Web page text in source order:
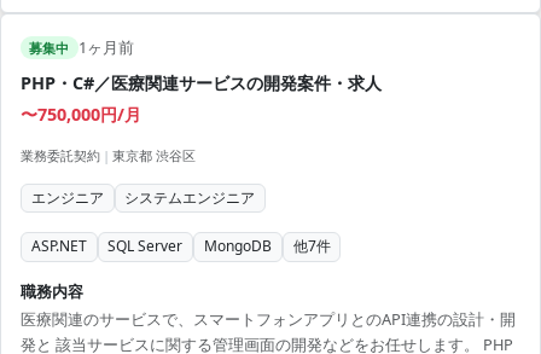
募集中 1ヶ月前
PHP・C#／医療関連サービスの開発案件・求人
〜750,000円/月
業務委託契約 | 東京都 渋谷区
エンジニア システムエンジニア
ASP.NET SQL Server MongoDB 他7件
職務内容
医療関連のサービスで、スマートフォンアプリとのAPI連携の設計・開
発と 該当サービスに関する管理画面の開発などをお任せします。 PHP